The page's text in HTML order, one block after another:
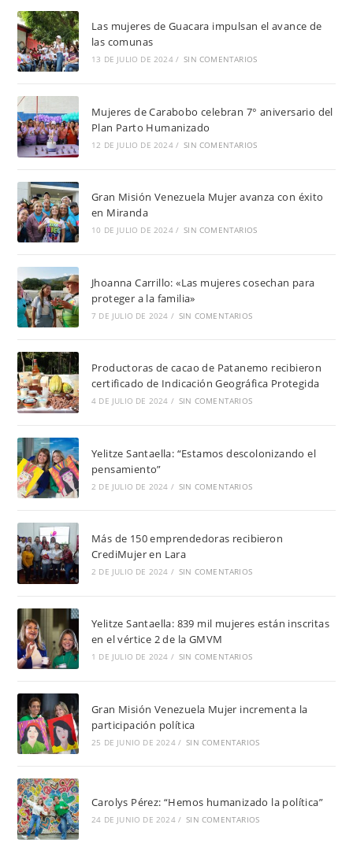
Las mujeres de Guacara impulsan el avance de
las comunas
13 DE JULIO DE 2024 / SIN COMENTARIOS
Mujeres de Carabobo celebran 7° aniversario del
Plan Parto Humanizado
12 DE JULIO DE 2024 / SIN COMENTARIOS
Gran Misión Venezuela Mujer avanza con éxito
en Miranda
10 DE JULIO DE 2024 / SIN COMENTARIOS
Jhoanna Carrillo: «Las mujeres cosechan para
proteger a la familia»
7 DE JULIO DE 2024 / SIN COMENTARIOS
Productoras de cacao de Patanemo recibieron
certificado de Indicación Geográfica Protegida
4 DE JULIO DE 2024 / SIN COMENTARIOS
Yelitze Santaella: “Estamos descolonizando el
pensamiento”
2 DE JULIO DE 2024 / SIN COMENTARIOS
Más de 150 emprendedoras recibieron
CrediMujer en Lara
2 DE JULIO DE 2024 / SIN COMENTARIOS
Yelitze Santaella: 839 mil mujeres están inscritas
en el vértice 2 de la GMVM
1 DE JULIO DE 2024 / SIN COMENTARIOS
Gran Misión Venezuela Mujer incrementa la
participación política
25 DE JUNIO DE 2024 / SIN COMENTARIOS
Carolys Pérez: “Hemos humanizado la política”
24 DE JUNIO DE 2024 / SIN COMENTARIOS